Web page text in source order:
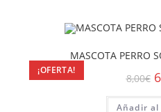
¡OFERTA!
MASCOTA PERRO
8,00€
Añadir